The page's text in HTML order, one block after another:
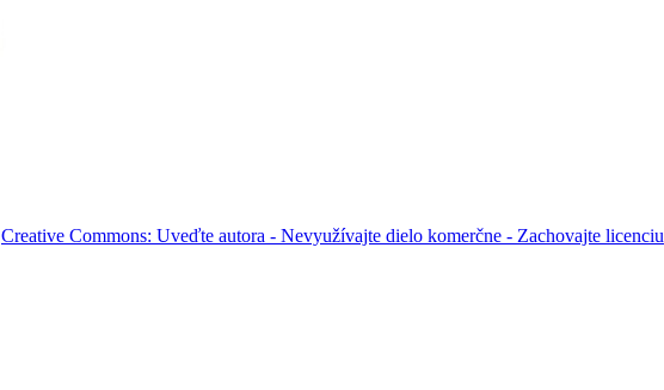
Creative Commons: Uveďte autora - Nevyužívajte dielo komerčne - Zachovajte licenciu